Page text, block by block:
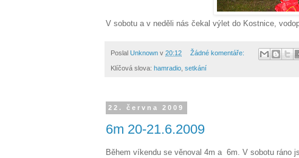
V sobotu a v neděli nás čekal výlet do Kostnice,
Poslal Unknown v 20:12 Žádné komentáře:
Klíčová slova: hamradio setkání
22. června 2009
6m 20-21.6.2009
Během víkendu se věnoval 4m a 6m. V sobotu ráno